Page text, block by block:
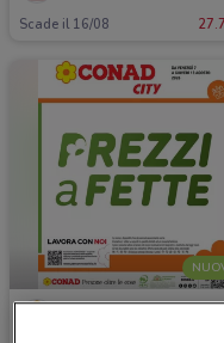
Scade il 16/08